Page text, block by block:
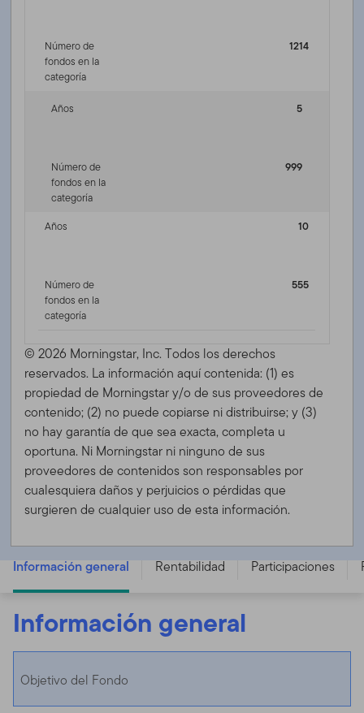
Número de
fondos en la
categoría
1214
Años 5
Número de
fondos en la
categoría
999
Años 10
Número de
fondos en la
categoría
555
© 2026 Morningstar, Inc. Todos los derechos
reservados. La información aquí contenida: (1) es
propiedad de Morningstar y/o de sus proveedores de
contenido; (2) no puede copiarse ni distribuirse; y (3)
no hay garantía de que sea exacta, completa u
oportuna. Ni Morningstar ni ninguno de sus
proveedores de contenidos son responsables por
cualesquiera daños y perjuicios o pérdidas que
surgieren de cualquier uso de esta información.
Información general Rentabilidad Participaciones
Información general
Objetivo del Fondo